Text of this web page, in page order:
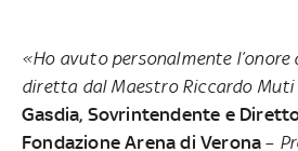
«Ho avuto personalmente l’onore
diretta dal Maestro Riccardo Muti
Gasdia, Sovrintendente e
Fondazione Arena di Verona–